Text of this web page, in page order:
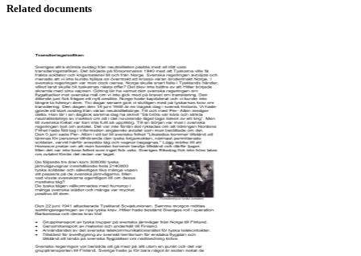
Related documents